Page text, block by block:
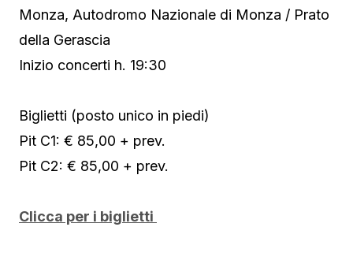
Monza, Autodromo Nazionale di Monza / Prato
della Gerascia
Inizio concerti h. 19:30
Biglietti (posto unico in piedi)
Pit C1: € 85,00 + prev.
Pit C2: € 85,00 + prev.
Clicca per i biglietti